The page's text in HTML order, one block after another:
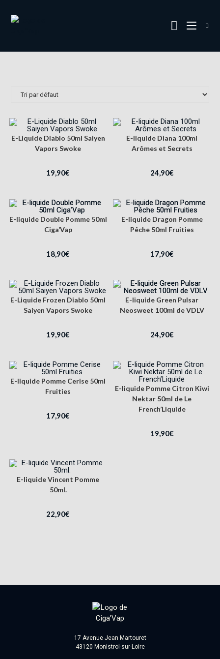
E-Liquide Diablo 50ml Saiyen
Vapors Swoke
19,90€
E-liquide Diana 100ml
Arômes et Secrets
24,90€
E-liquide Double Pomme 50ml
Ciga’Vap
18,90€
E-liquide Dragon Pomme
Pêche 50ml Fruities
17,90€
E-Liquide Frozen Diablo 50ml
Saiyen Vapors Swoke
19,90€
E-liquide Green Pulsar
Neosweet 100ml de VDLV
24,90€
E-liquide Pomme Cerise 50ml
Fruities
17,90€
E-liquide Pomme Citron Kiwi
Nektar 50ml de Le
French’Liquide
19,90€
E-liquide Vincent Pomme
50ml.
22,90€
17 Avenue Jean Martouret
43120 Monistrol-sur-Loire